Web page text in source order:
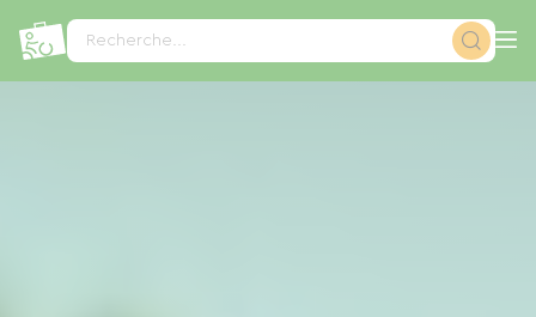
Recherche...
Panneau de gestion des cookies